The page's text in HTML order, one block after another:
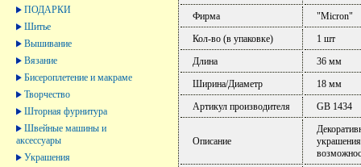
ПОДАРКИ
Шитье
Вышивание
Вязание
Бисероплетение и макраме
Творчество
Шторная фурнитура
Швейные машины и
аксессуары
Украшения
Фирма
"Micron"
Кол-во (в упаковке)
1 шт
Длина
36 мм
Ширина/Диаметр
18 мм
Артикул производителя
GB 1434
Описание